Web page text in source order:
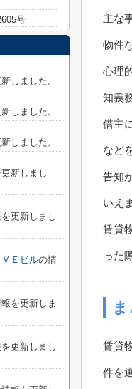
主な
物件
心理
知義
借主
など
告知
いえ
賃貸
った
賃貸
件を
号
しました。
しました。
しました。
新しまし
更新しまし
Ｅビルの情
を更新しま
更新しまし